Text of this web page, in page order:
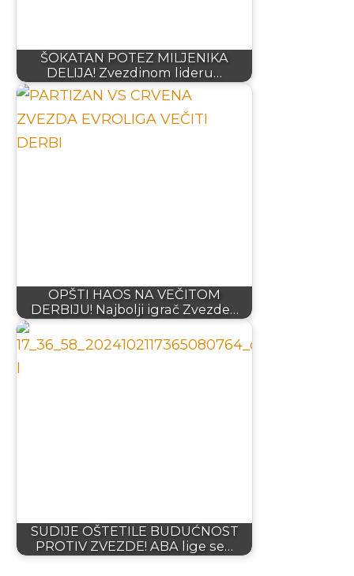
ŠOKATAN POTEZ MILJENIKA
DELIJA! Zvezdinom lideru…
OPŠTI HAOS NA VEČITOM
DERBIJU! Najbolji igrač Zvezde…
SUDIJE OŠTETILE BUDUĆNOST
PROTIV ZVEZDE! ABA lige se…